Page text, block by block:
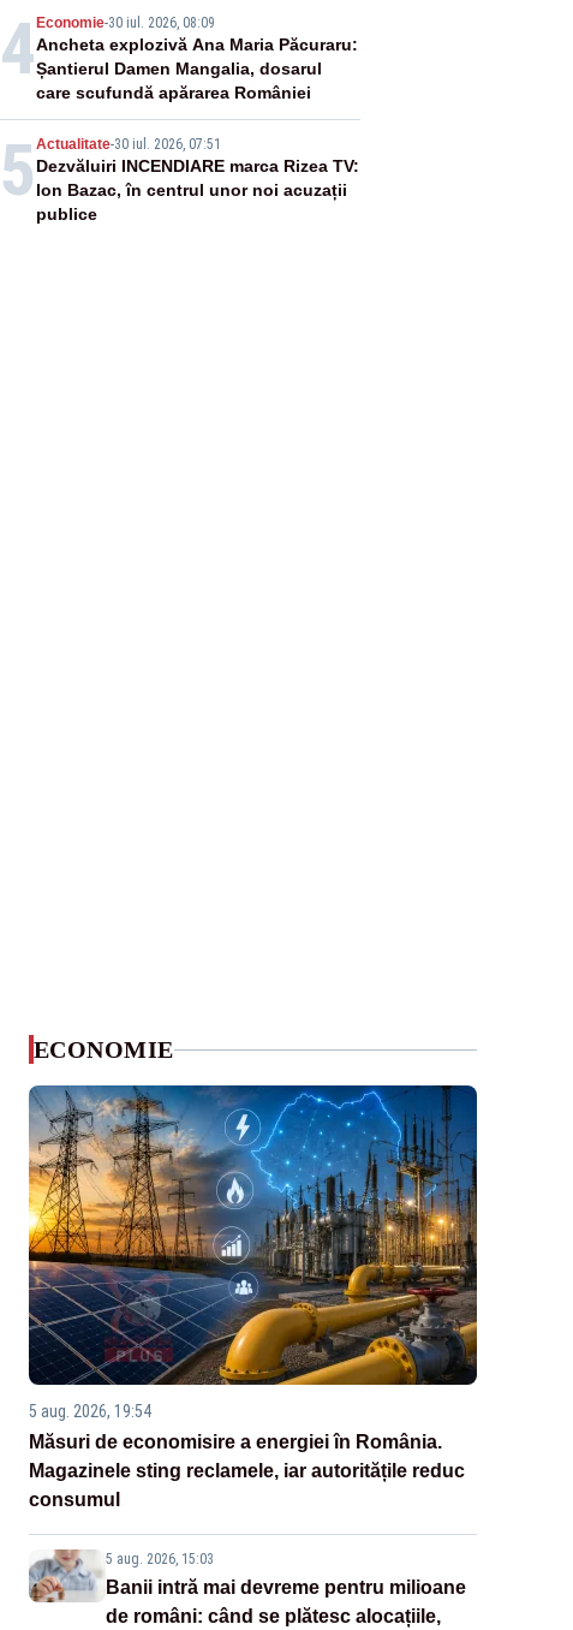
4 Economie-30 iul. 2026, 08:09
Ancheta explozivă Ana Maria Păcuraru:
Șantierul Damen Mangalia, dosarul
care scufundă apărarea României
5 Actualitate-30 iul. 2026, 07:51
Dezvăluiri INCENDIARE marca Rizea TV:
Ion Bazac, în centrul unor noi acuzații
publice
ECONOMIE
5 aug. 2026, 19:54
Măsuri de economisire a energiei în România.
Magazinele sting reclamele, iar autoritățile reduc
consumul
5 aug. 2026, 15:03
Banii intră mai devreme pentru milioane
de români: când se plătesc alocațiile,